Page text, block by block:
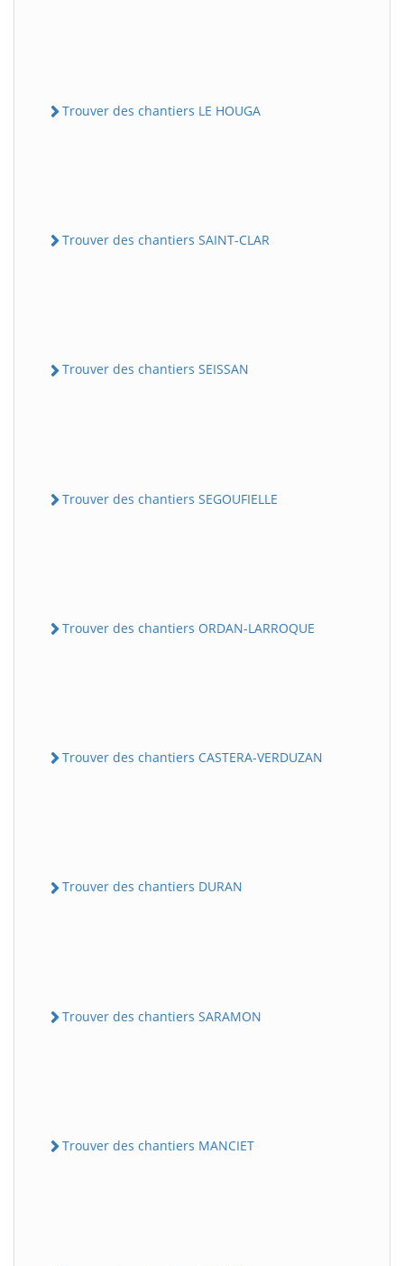
Trouver des chantiers LE HOUGA
Trouver des chantiers SAINT-CLAR
Trouver des chantiers SEISSAN
Trouver des chantiers SEGOUFIELLE
Trouver des chantiers ORDAN-LARROQUE
Trouver des chantiers CASTERA-VERDUZAN
Trouver des chantiers DURAN
Trouver des chantiers SARAMON
Trouver des chantiers MANCIET